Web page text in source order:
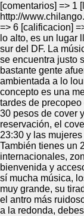
[comentarios] => 1
http://
=> 6 [calificacion]
lo alto, es un lugar
sur del DF. La
se encuentra justo
bastante gente
ambientada a lo
concepto es una
tardes de
30 pesos de cover
reservación, el
23:30 y las
También tienes un
internacionales,
bienvenida y
sí mucha música,
muy grande, su
el antro más
a la redonda,